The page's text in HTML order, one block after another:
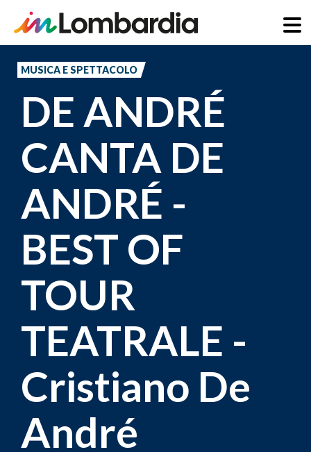
principale
MUSICA E SPETTACOLO
DE ANDRÉ
CANTA DE
ANDRÉ -
BEST OF
TOUR
TEATRALE -
Cristiano De
André